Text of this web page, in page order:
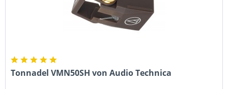
Tonnadel VMN50SH von Audio Technica